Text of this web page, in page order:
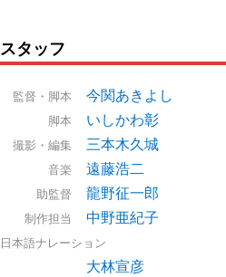
スタッフ
監督・脚本 今関あきよし
脚本 いしかわ彰
撮影・編集 三本木久城
音楽 遠藤浩二
助監督 龍野征一郎
制作担当 中野亜紀子
日本語ナレーション
大林宣彦